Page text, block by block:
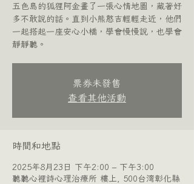
五色島的狐狸阿金畫了一張心情地圖，藏著好
多不敢說的話。直到小熊憨吉輕輕走近，他們
一起搭起一座安心小橋，學會慢慢說，也學會
靜靜聽。
票券未發售
查看其他活動
時間和地點
2025年8月23日 下午2:00 – 下午3:00
聽聽心裡詩心理治療所 樓上, 500台湾彰化縣